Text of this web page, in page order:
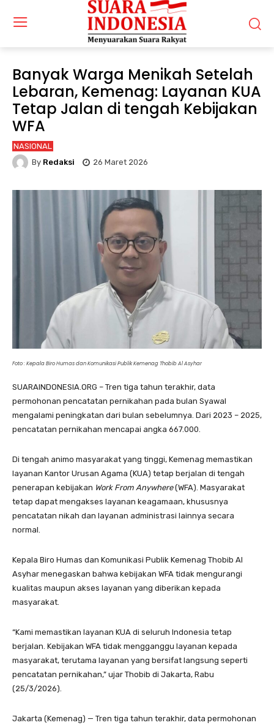
Banyak Warga Menikah Setelah
Lebaran, Kemenag: Layanan KUA
Tetap Jalan di tengah Kebijakan
WFA
NASIONAL
By Redaksi 26 Maret 2026
Foto : Kepala Biro Humas dan Komunikasi Publik Kemenag Thobib Al Asyhar
SUARAINDONESIA.ORG – Tren tiga tahun terakhir, data
permohonan pencatatan pernikahan pada bulan Syawal
mengalami peningkatan dari bulan sebelumnya. Dari 2023 – 2025,
pencatatan pernikahan mencapai angka 667.000.
Di tengah animo masyarakat yang tinggi, Kemenag memastikan
layanan Kantor Urusan Agama (KUA) tetap berjalan di tengah
penerapan kebijakan Work From Anywhere(WFA). Masyarakat
tetap dapat mengakses layanan keagamaan, khususnya
pencatatan nikah dan layanan administrasi lainnya secara
normal.
Kepala Biro Humas dan Komunikasi Publik Kemenag Thobib Al
Asyhar menegaskan bahwa kebijakan WFA tidak mengurangi
kualitas maupun akses layanan yang diberikan kepada
masyarakat.
“Kami memastikan layanan KUA di seluruh Indonesia tetap
berjalan. Kebijakan WFA tidak mengganggu layanan kepada
masyarakat, terutama layanan yang bersifat langsung seperti
pencatatan pernikahan,” ujar Thobib di Jakarta, Rabu
(25/3/2026).
Jakarta (Kemenag) — Tren tiga tahun terakhir, data permohonan